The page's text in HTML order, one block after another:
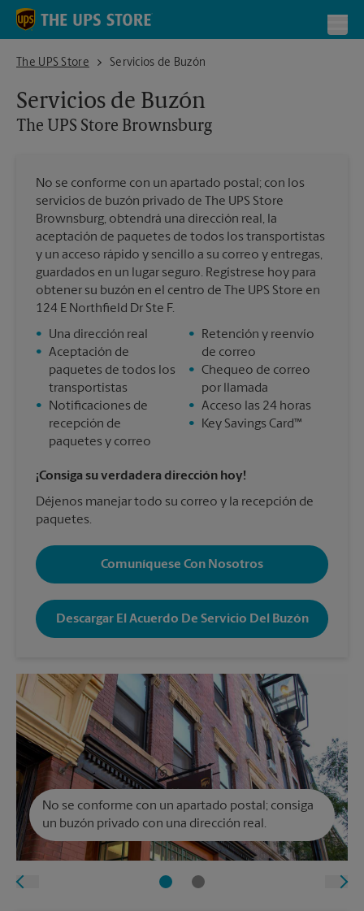
Skip to content
Return to Nav
The UPS Store
The UPS Store BrownsburgServicios de Buzón
Servicios de Buzón
The UPS Store Brownsburg
No se conforme con un apartado postal; con los
servicios de buzón privado de The UPS Store
Brownsburg, obtendrá una dirección real, la
aceptación de paquetes de todos los transportistas
y un acceso rápido y sencillo a su correo y entregas,
guardados en un lugar seguro. Regístrese hoy para
obtener su buzón en el centro de The UPS Store en
124 E Northfield Dr Ste F.
•
Una dirección real
• Aceptación de
paquetes de todos los
transportistas
•
Notificaciones de
recepción de
paquetes y correo
•
Retención y reenvío
de correo
• Chequeo de correo
por llamada
• Acceso las 24 horas
•
Key Savings Card™
¡Consiga su verdadera dirección hoy!
Déjenos manejar todo su correo y la recepción de
paquetes.
Comuníquese Con Nosotros
Descargar El Acuerdo De Servicio Del Buzón
No se conforme con un apartado postal; consiga
un buzón privado con una dirección real.